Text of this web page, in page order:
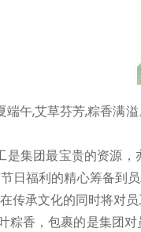
端午,艾草芬芳,粽香满
集团最宝贵的资源，
日福利的精心筹备到
传承文化的同时将对
香，包裹的是集团对